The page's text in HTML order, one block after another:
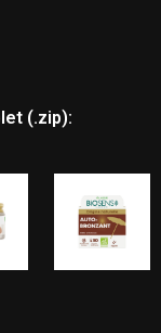
(.zip):